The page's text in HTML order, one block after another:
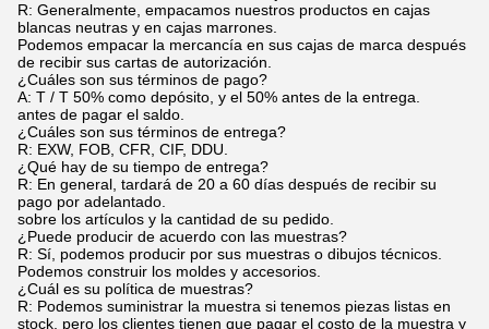
R: Generalmente, empacamos nuestros productos en cajas
blancas neutras y en cajas marrones.
Podemos empacar la mercancía en sus cajas de marca después
de recibir sus cartas de autorización.
¿Cuáles son sus términos de pago?
A: T / T 50% como depósito, y el 50% antes de la entrega.
antes de pagar el saldo.
¿Cuáles son sus términos de entrega?
R: EXW, FOB, CFR, CIF, DDU.
¿Qué hay de su tiempo de entrega?
R: En general, tardará de 20 a 60 días después de recibir su
pago por adelantado.
sobre los artículos y la cantidad de su pedido.
¿Puede producir de acuerdo con las muestras?
R: Sí, podemos producir por sus muestras o dibujos técnicos.
Podemos construir los moldes y accesorios.
¿Cuál es su política de muestras?
R: Podemos suministrar la muestra si tenemos piezas listas en
stock, pero los clientes tienen que pagar el costo de la muestra y